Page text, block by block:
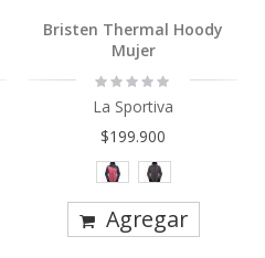
Bristen Thermal Hoody
Mujer
Rating:
0%
La Sportiva
$199.900
Agregar